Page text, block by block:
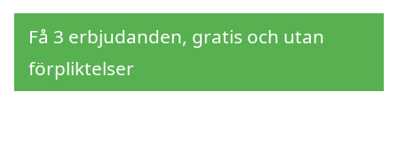
Få 3 erbjudanden, gratis och utan
förpliktelser